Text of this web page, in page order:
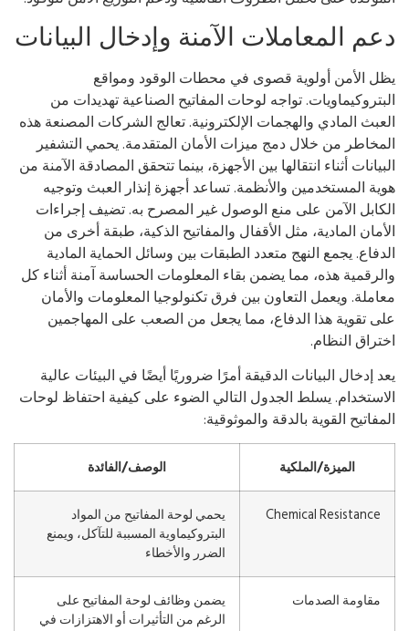
المعاملات الآمنة وإدخال البيانات
الأمن أولوية قصوى في محطات الوقود ومواقع
تواجه لوحات المفاتيح الصناعية تهديدات من
المادي والهجمات الإلكترونية. تعالج الشركات المصنعة هذه
من خلال دمج ميزات الأمان المتقدمة. يحمي التشفير
أثناء انتقالها بين الأجهزة، بينما تتحقق المصادقة الآمنة من
المستخدمين والأنظمة. تساعد أجهزة إنذار العبث وتوجيه
الآمن على منع الوصول غير المصرح به. تضيف إجراءات
المادية، مثل الأقفال والمفاتيح الذكية، طبقة أخرى من
يجمع النهج متعدد الطبقات بين وسائل الحماية المادية
هذه، مما يضمن بقاء المعلومات الحساسة آمنة أثناء كل
ويعمل التعاون بين فرق تكنولوجيا المعلومات والأمان
تقوية هذا الدفاع، مما يجعل من الصعب على المهاجمين
النظام.
إدخال البيانات الدقيقة أمرًا ضروريًا أيضًا في البيئات عالية
يسلط الجدول التالي الضوء على كيفية احتفاظ لوحات
القوية بالدقة والموثوقية:
الميزة/الملكية الوصف/الفائدة
Chemical Resistance
يحمي لوحة المفاتيح من المواد
البتروكيماوية المسببة للتآكل، ويمنع
الضرر والأخطاء
مقاومة الصدمات
يضمن وظائف لوحة المفاتيح على
الرغم من التأثيرات أو الاهتزازات في